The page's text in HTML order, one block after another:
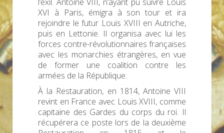
XVI à Paris, émigra à son tour et ira
rejoindre le futur Louis XVIII en Autriche,
puis en Lettonie. Il organisa avec lui les
forces contre-révolutionnaires françaises
avec les monarchies étrangères, en vue
de former une coalition contre les
armées de la République.
À la Restauration, en 1814, Antoine VIII
revint en France avec Louis XVIII, comme
capitaine des Gardes du corps du roi. Il
récupérera ce poste lors de la deuxième